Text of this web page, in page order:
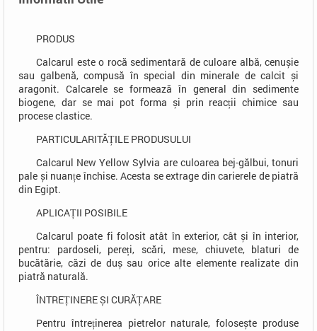
PRODUS
Calcarul este o rocă sedimentară de culoare albă, cenușie
sau galbenă, compusă în special din minerale de calcit și
aragonit. Calcarele se formează în general din sedimente
biogene, dar se mai pot forma și prin reacții chimice sau
procese clastice.
PARTICULARITĂȚILE PRODUSULUI
Calcarul New Yellow Sylvia are culoarea bej-gălbui, tonuri
pale și nuanțe închise. Acesta se extrage din carierele de piatră
din Egipt.
APLICAȚII POSIBILE
Calcarul poate fi folosit atât în exterior, cât și în interior,
pentru: pardoseli, pereți, scări, mese, chiuvete, blaturi de
bucătărie, căzi de duș sau orice alte elemente realizate din
piatră naturală.
ÎNTREȚINERE ȘI CURĂȚARE
Pentru întreținerea pietrelor naturale, folosește produse